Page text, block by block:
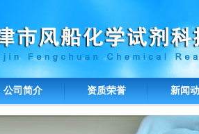
公司简介 资质荣誉 新闻